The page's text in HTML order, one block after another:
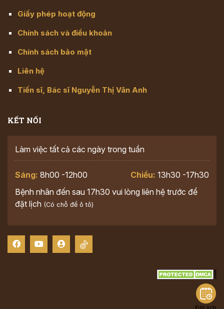
Giấy phép hoạt động
Chính sách và điều khoản
Chính sách bảo mật
Liên hệ
Tiến sĩ, Bác sĩ Nguyễn Thị Vân Anh
KẾT NỐI
Làm việc tất cả các ngày trong tuần
Sáng: 8h00 -12h00 Chiều: 13h30 -17h30
Bệnh nhân đến sau 17h30 vui lòng liên hệ trước để
đặt lịch (Có chỗ để ô tô)